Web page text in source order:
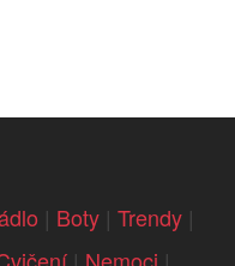
| Boty | Trendy |
| Nemoci |